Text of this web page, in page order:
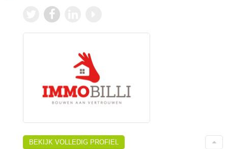
BEKIJK VOLLEDIG PROFIEL